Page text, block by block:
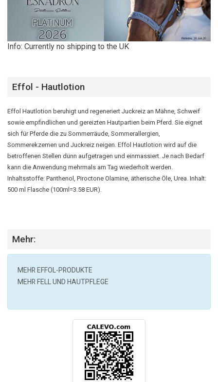
Info: Currently no shipping to the UK
Effol - Hautlotion
Effol Hautlotion beruhigt und regeneriert Juckreiz an Mähne, Schweif
sowie empfindlichen und gereizten Hautpartien beim Pferd. Sie eignet
sich für Pferde die zu Sommerräude, Sommerallergien,
Sommerekzemen und Juckreiz neigen. Effol Hautlotion wird auf die
betroffenen Stellen dünn aufgetragen und einmassiert. Je nach Bedarf
kann die Anwendung mehrmals am Tag wiederholt werden.
Inhaltsstoffe: Panthenol, Piroctone Olamine, ätherische Öle, Urea. Inhalt:
500 ml Flasche (100ml=3.58 EUR).
Mehr:
MEHR EFFOL-PRODUKTE
MEHR FELL UND HAUTPFLEGE